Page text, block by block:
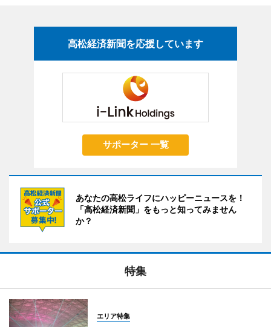
高松経済新聞を応援しています
サポーター 一覧
あなたの高松ライフにハッピーニュースを！
「高松経済新聞」をもっと知ってみません
か？
特集
エリア特集